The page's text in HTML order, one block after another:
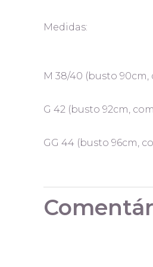
Medidas:
M 38/40 (busto
G 42 (busto 92cm,
GG 44 (busto 96cm,